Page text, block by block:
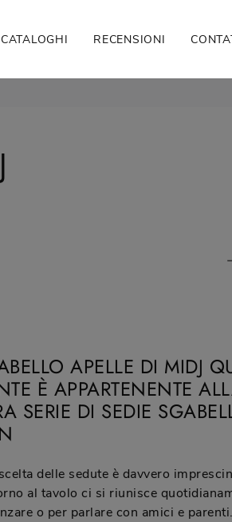
CATALOGHI RECENSIONI
APELLE DI MIDJ
È APPARTENENTE
SERIE DI SEDIE
delle sedute è davvero
al tavolo ci si riunisce
o per parlare con amici e